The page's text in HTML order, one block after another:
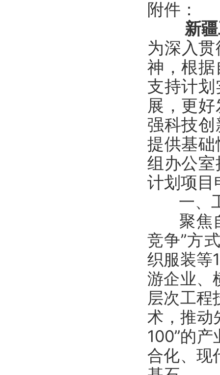
附件：
新
为深入
神，根
支持计
展，更
强科技
提供基
组办公
计划项目
一、
聚焦自
竞争”方
织服装等
游企业、
层次工程
术，推动
100”的
合化、现